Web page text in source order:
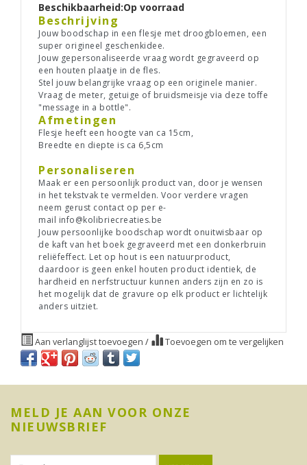
Beschikbaarheid:Op voorraad
Beschrijving
Jouw boodschap in een flesje met droogbloemen, een
super origineel geschenkidee.
Jouw gepersonaliseerde vraag wordt gegraveerd op
een houten plaatje in de fles.
Stel jouw belangrijke vraag op een originele manier.
Vraag de meter, getuige of bruidsmeisje via deze toffe
"message in a bottle".
Afmetingen
Flesje heeft een hoogte van ca 15cm,
Breedte en diepte is ca 6,5cm
Personaliseren
Maak er een persoonlijk product van, door je wensen
in het tekstvak te vermelden. Voor verdere vragen
neem gerust contact op per e-
mail info@kolibriecreaties.be
Jouw persoonlijke boodschap wordt onuitwisbaar op
de kaft van het boek gegraveerd met een donkerbruin
reliëfeffect. Let op hout is een natuurproduct,
daardoor is geen enkel houten product identiek, de
hardheid en nerfstructuur kunnen anders zijn en zo is
het mogelijk dat de gravure op elk product er lichtelijk
anders uitziet.
Aan verlanglijst toevoegen / Toevoegen om te vergelijken
MELD JE AAN VOOR ONZE
NIEUWSBRIEF